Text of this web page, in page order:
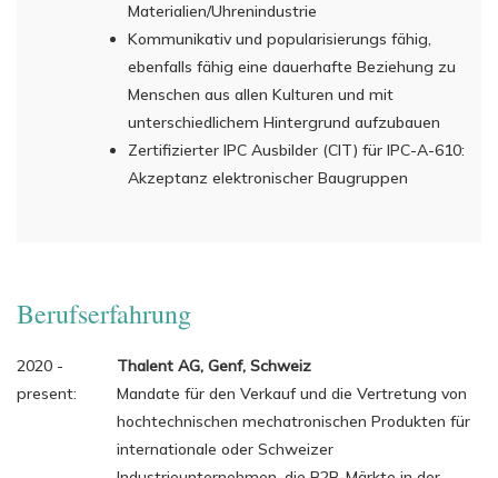
Materialien/Uhrenindustrie
Kommunikativ und popularisierungs fähig,
ebenfalls fähig eine dauerhafte Beziehung zu
Menschen aus allen Kulturen und mit
unterschiedlichem Hintergrund aufzubauen
Zertifizierter IPC Ausbilder (CIT) für IPC-A-610:
Akzeptanz elektronischer Baugruppen
Berufserfahrung
2020 -
present:
Thalent AG, Genf, Schweiz
Mandate für den Verkauf und die Vertretung von
hochtechnischen mechatronischen Produkten für
internationale oder Schweizer